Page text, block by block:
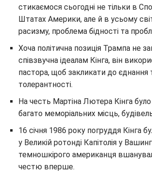
стикаємося сьогодні не тільки в
Штатах Америки, але й в усьому
расизму, проблема бідності та
Хоча політична позиція Трампа не
співзвучна ідеалам Кінга, він
пастора, щоб закликати до єднання
толерантності.
На честь Мартіна Лютера Кінга
багато меморіальних місць,
16 січня 1986 року погруддя Кінга
у Великій ротонді Капітолія у
темношкірого американця
честю вперше.